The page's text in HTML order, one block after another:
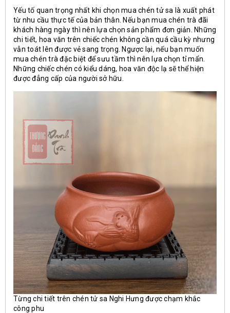
Yếu tố quan trọng nhất khi chọn mua chén tử sa là xuất phát
từ nhu cầu thực tế của bản thân. Nếu bạn mua chén trà đãi
khách hàng ngày thì nên lựa chọn sản phẩm đơn giản. Những
chi tiết, hoa văn trên chiếc chén không cần quá cầu kỳ nhưng
vẫn toát lên được vẻ sang trọng. Ngược lại, nếu bạn muốn
mua chén trà đặc biệt để sưu tầm thì nên lựa chọn tỉ mẩn.
Những chiếc chén có kiểu dáng, hoa văn độc lạ sẽ thể hiện
được đẳng cấp của người sở hữu.
Từng chi tiết trên chén tử sa Nghi Hưng được chạm khắc
công phu